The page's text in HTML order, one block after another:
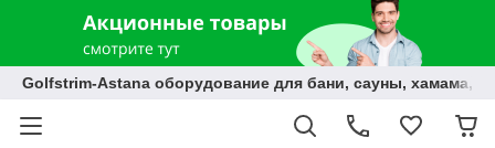
Golfstrim-Astana оборудование для бани, сауны, хамама,